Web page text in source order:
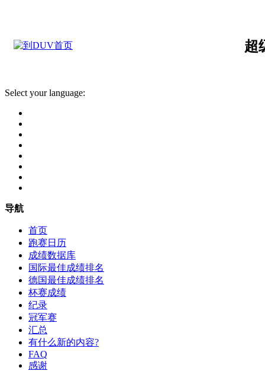
超
Select your language:
导航
首页
跑赛日历
成绩数据库
国际最佳成绩排名
德国最佳成绩排名
杯赛成绩
纪录
冠军赛
汇总
有什么新的内容?
FAQ
感谢